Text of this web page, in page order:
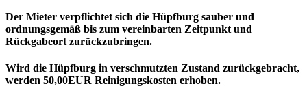
Der Mieter verpflichtet sich die Hüpfburg sauber und
ordnungsgemäß bis zum vereinbarten Zeitpunkt und
Rückgabeort zurückzubringen.
Wird die Hüpfburg in verschmutzten Zustand zurückgebracht,
werden 50,00EUR Reinigungskosten erhoben.